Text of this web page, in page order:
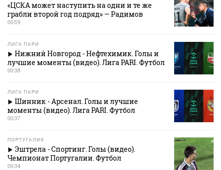
«ЦСКА может наступить на одни и те же
грабли второй год подряд» — Радимов
00:59
ЛИГА ПАРИ
Нижний Новгород - Нефтехимик. Голы и
лучшие моменты (видео). Лига PARI. Футбол
00:38
ЛИГА ПАРИ
Шинник - Арсенал. Голы и лучшие
моменты (видео). Лига PARI. Футбол
00:37
ПОРТУГАЛИЯ
Эштрела - Спортинг. Голы (видео).
Чемпионат Португалии. Футбол
00:34